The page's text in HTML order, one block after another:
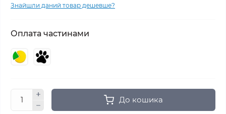
Знайшли даний товар дешевше?
Оплата частинами
До кошика